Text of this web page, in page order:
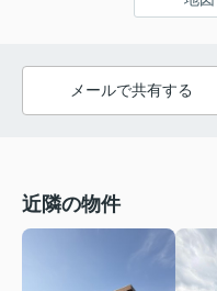
メールで共有する
近隣の物件